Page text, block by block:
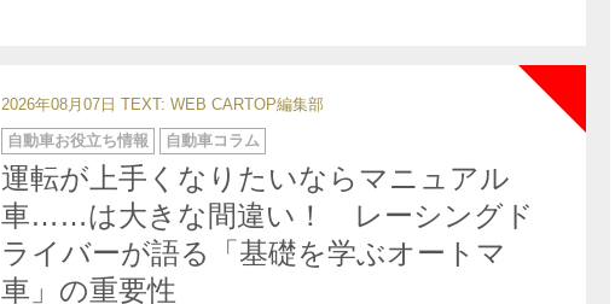
2026年08月07日 TEXT: WEB CARTOP編集部
運転が上手くなりたいならマニュアル
車……は大きな間違い！ レーシングド
ライバーが語る「基礎を学ぶオートマ
車」の重要性
カ
テ
ゴ
リ
ー
自動車お役立ち情報 自動車コラム